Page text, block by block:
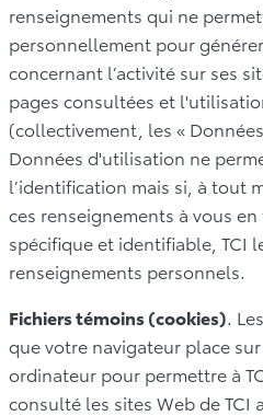
renseignements qui ne
personnellement pour
concernant l’activité sur ses
pages consultées et
(collectivement, les «
Données d'utilisation ne
l’identification mais si, à tout
ces renseignements à vous
spécifique et identifiable, TCI
renseignements personnels.
Fichiers témoins (cookies) .
que votre navigateur place
ordinateur pour permettre à
consulté les sites Web de TCI